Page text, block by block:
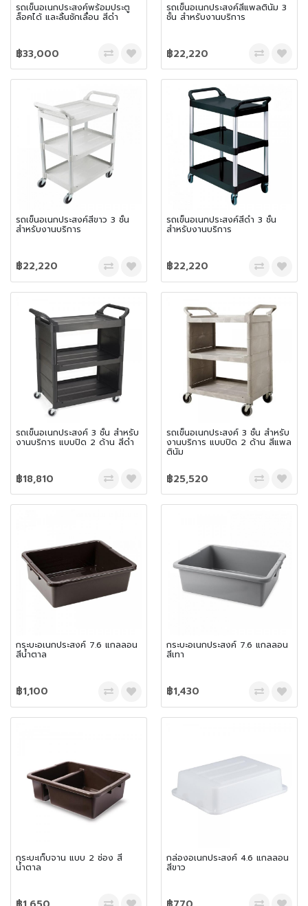
รถเข็นอเนกประสงค์พร้อมประตู
ล็อคได้ และลิ้นชักเลื่อน สีดำ
฿33,000
รถเข็นอเนกประสงค์สีแพลตินัม 3
ชั้น สำหรับงานบริการ
฿22,220
รถเข็นอเนกประสงค์สีขาว 3 ชั้น
สำหรับงานบริการ
฿22,220
รถเข็นอเนกประสงค์สีดำ 3 ชั้น
สำหรับงานบริการ
฿22,220
รถเข็นอเนกประสงค์ 3 ชั้น สำหรับ
งานบริการ แบบปิด 2 ด้าน สีดำ
฿18,810
รถเข็นอเนกประสงค์ 3 ชั้น สำหรับ
งานบริการ แบบปิด 2 ด้าน สีแพล
ตินัม
฿25,520
กระบะอเนกประสงค์ 7.6 แกลลอน
สีน้ำตาล
฿1,100
กระบะอเนกประสงค์ 7.6 แกลลอน
สีเทา
฿1,430
กระบะเก็บจาน แบบ 2 ช่อง สี
น้ำตาล
กล่องอเนกประสงค์ 4.6 แกลลอน
สีขาว